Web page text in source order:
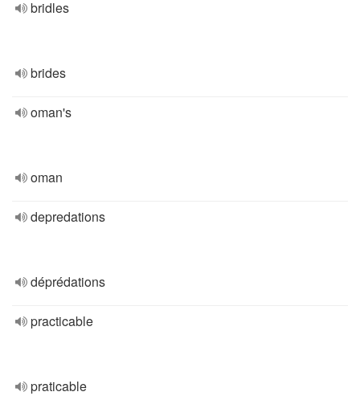
bridles
brides
oman's
oman
depredations
déprédations
practicable
praticable